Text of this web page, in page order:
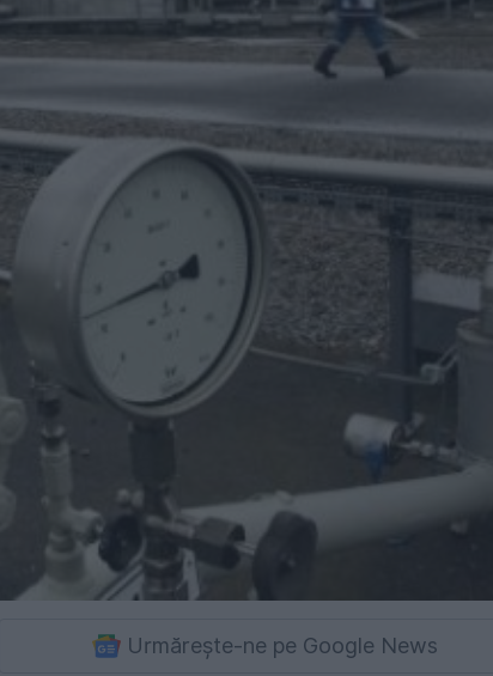
Urmărește-ne pe Google News